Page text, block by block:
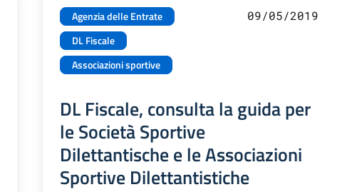
Agenzia delle Entrate
DL Fiscale
Associazioni sportive
09/05/2019
DL Fiscale, consulta la guida per
le Società Sportive
Dilettantische e le Associazioni
Sportive Dilettantistiche